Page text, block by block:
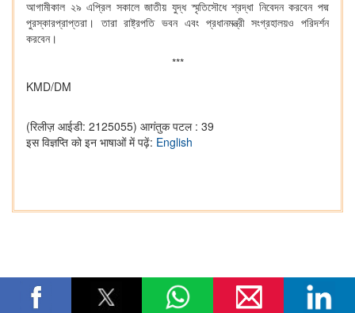
আগামীকাল ২৯ এপ্রিল সকালে জাতীয় যুদ্ধ স্মৃতিসৌধে শ্রদ্ধা নিবেদন করবেন পদ্ম
পুরস্কারপ্রাপ্তরা। তারা রাষ্ট্রপতি ভবন এবং প্রধানমন্ত্রী সংগ্রহালয়ও পরিদর্শন
করবেন।
***
KMD/DM
(रिलीज़ आईडी: 2125055) आगंतुक पटल : 39
इस विज्ञप्ति को इन भाषाओं में पढ़ें: English